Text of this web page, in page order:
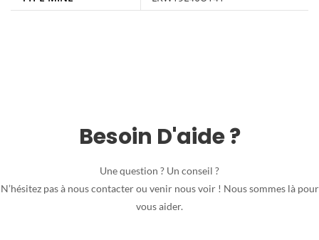
Besoin D'aide ?
Une question ? Un conseil ?
N’hésitez pas à nous contacter ou venir nous voir ! Nous sommes là pour
vous aider.